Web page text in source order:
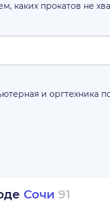
каких прокатов не
и оргтехника
Сочи 91